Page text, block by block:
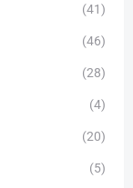
(41)
(46)
(28)
(4)
(20)
(5)